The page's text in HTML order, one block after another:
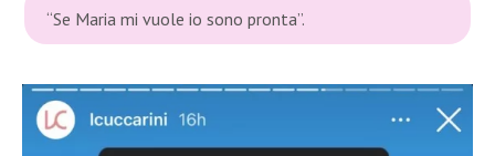
“Se Maria mi vuole io sono pronta”.